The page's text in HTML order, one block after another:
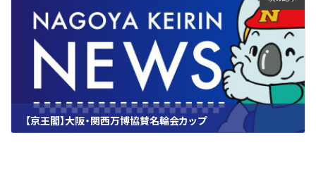
【京王閣】大阪・関西万博協賛名輪会カップ